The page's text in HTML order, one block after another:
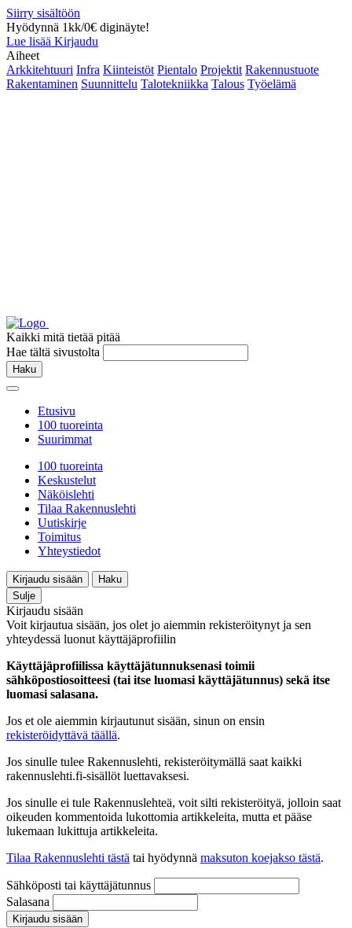
Siirry sisältöön
Hyödynnä 1kk/0€ diginäyte!
Lue lisää Kirjaudu
Aiheet
Arkkitehtuuri Infra Kiinteistöt Pientalo Projektit Rakennustuote
Rakentaminen Suunnittelu Talotekniikka Talous Työelämä
Kaikki mitä tietää pitää
Hae tältä sivustolta
Haku
Etusivu
100 tuoreinta
Suurimmat
100 tuoreinta
Keskustelut
Näköislehti
Tilaa Rakennuslehti
Uutiskirje
Toimitus
Yhteystiedot
Kirjaudu sisään
Haku
Sulje
Kirjaudu sisään
Voit kirjautua sisään, jos olet jo aiemmin rekisteröitynyt ja sen
yhteydessä luonut käyttäjäprofiilin
Käyttäjäprofiilissa käyttäjätunnuksenasi toimii
sähköpostiosoitteesi (tai itse luomasi käyttäjätunnus) sekä itse
luomasi salasana.
Jos et ole aiemmin kirjautunut sisään, sinun on ensin
rekisteröidyttävä täällä.
Jos sinulle tulee Rakennuslehti, rekisteröitymällä saat kaikki
rakennuslehti.fi-sisällöt luettavaksesi.
Jos sinulle ei tule Rakennuslehteä, voit silti rekisteröityä, jolloin saat
oikeuden kommentoida lukottomia artikkeleita, mutta et pääse
lukemaan lukittuja artikkeleita.
Tilaa Rakennuslehti tästä tai hyödynnä maksuton koejakso tästä.
Sähköposti tai käyttäjätunnus
Salasana
Kirjaudu sisään